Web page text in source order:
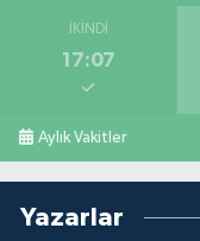
İKINDI
17:07
Aylık Vakitler
Yazarlar